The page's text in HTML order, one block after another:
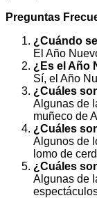
Preguntas
¿Cuándo
El Año
¿Es el Año
Sí, el Año
¿Cuáles
Algunas de
muñeco de
¿Cuáles
Algunos de
lomo de
¿Cuáles
Algunas de